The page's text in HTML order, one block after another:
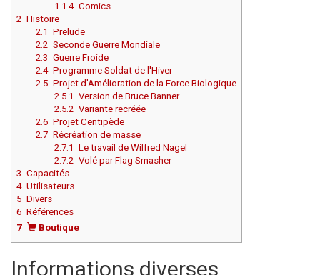
1.1.4 Comics
2 Histoire
2.1 Prelude
2.2 Seconde Guerre Mondiale
2.3 Guerre Froide
2.4 Programme Soldat de l'Hiver
2.5 Projet d'Amélioration de la Force Biologique
2.5.1
Version de Bruce Banner
2.5.2 Variante recréée
2.6 Projet Centipède
2.7 Récréation de masse
2.7.1
Le travail de Wilfred Nagel
2.7.2 Volé par Flag Smasher
3 Capacités
4 Utilisateurs
5 Divers
6 Références
7
Boutique
Informations diverses